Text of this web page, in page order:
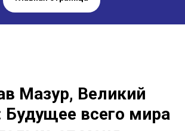
Мазур, Великий
Будущее всего мира